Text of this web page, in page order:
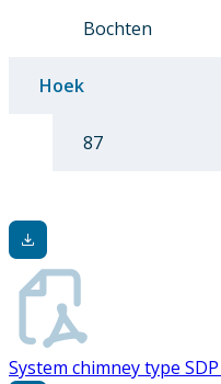
Bochten
Hoek
87
System chimney type